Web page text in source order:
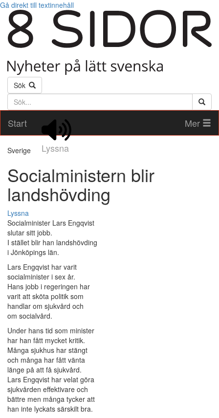
Gå direkt till textinnehåll
Sök
Söktext
Start
Lyssna
Mer
Sverige
Socialministern blir
landshövding
Lyssna
Socialminister Lars Engqvist
slutar sitt jobb.
I stället blir han landshövding
i Jönköpings län.
Lars Engqvist har varit
socialminister i sex år.
Hans jobb i regeringen har
varit att sköta politik som
handlar om sjukvård och
om socialvård.
Under hans tid som minister
har han fått mycket kritik.
Många sjukhus har stängt
och många har fått vänta
länge på att få sjukvård.
Lars Engqvist har velat göra
sjukvården effektivare och
bättre men många tycker att
han inte lyckats särskilt bra.